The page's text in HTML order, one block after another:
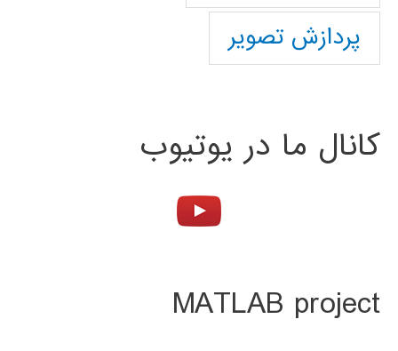
پردازش تصویر
کانال ما در یوتیوب
MATLAB project